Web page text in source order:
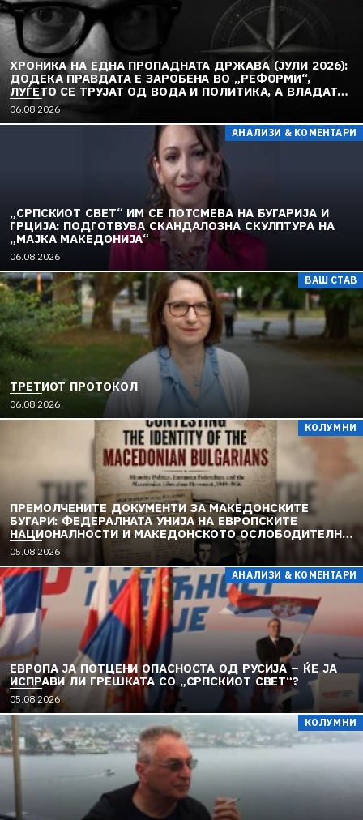
ХРОНИКА НА ЕДНА ПРОПАДНАТА ДРЖАВА (ЈУЛИ 2026):
ДОДЕКА ПРАВДАТА Е ЗАРОБЕНА ВО „РЕФОРМИ“,
ЛУЃЕТО СЕ ТРУЈАТ ОД ВОДА И ПОЛИТИКА, А ВЛАДАТА
И ОПОЗИЦИЈАТА СЕ „РЕКОНСТРУИРААТ“ – ЗЕМЈАТА
ТОНЕ ВО „ДОСТОИНСТВО“ И МОЛЧИ ПРЕД УКРАИНА
06.08.2026
АНАЛИЗИ & КОМЕНТАРИ
„СРПСКИОТ СВЕТ“ ИМ СЕ ПОТСМЕВА НА БУГАРИЈА И
ГРЦИЈА: ПОДГОТВУВА СКАНДАЛОЗНА СКУЛПТУРА НА
„МАЈКА МАКЕДОНИЈА“
06.08.2026
ВАШ СТАВ
ТРЕТИОТ ПРОТОКОЛ
06.08.2026
КОЛУМНИ
ПРЕМОЛЧЕНИТЕ ДОКУМЕНТИ ЗА МАКЕДОНСКИТЕ
БУГАРИ: ФЕДЕРАЛНАТА УНИЈА НА ЕВРОПСКИТЕ
НАЦИОНАЛНОСТИ И МАКЕДОНСКОТО ОСЛОБОДИТЕЛНО
ДВИЖЕЊЕ (1949–1956) (2)
05.08.2026
АНАЛИЗИ & КОМЕНТАРИ
ЕВРОПА ЈА ПОТЦЕНИ ОПАСНОСТА ОД РУСИЈА – ЌЕ ЈА
ИСПРАВИ ЛИ ГРЕШКАТА СО „СРПСКИОТ СВЕТ“?
05.08.2026
КОЛУМНИ